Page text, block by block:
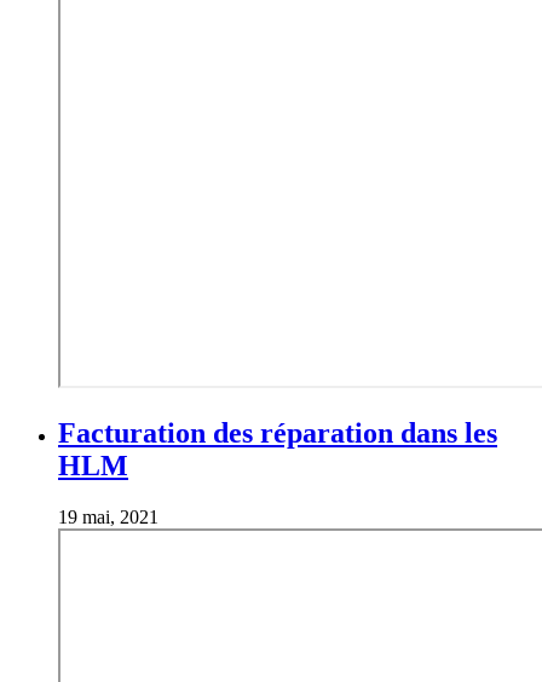
Facturation des réparation dans les
HLM
19 mai, 2021